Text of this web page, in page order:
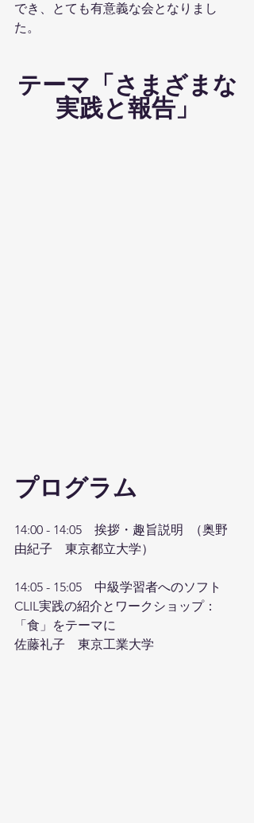
でき、とても有意義な会となりまし
た。
テーマ「さまざまな
実践と報告」
プログラム
14:00 - 14:05　挨拶・趣旨説明  （奥野
由紀子　東京都立大学）
14:05 - 15:05　中級学習者へのソフト
CLIL実践の紹介とワークショップ：
「食」をテーマに
佐藤礼子　東京工業大学